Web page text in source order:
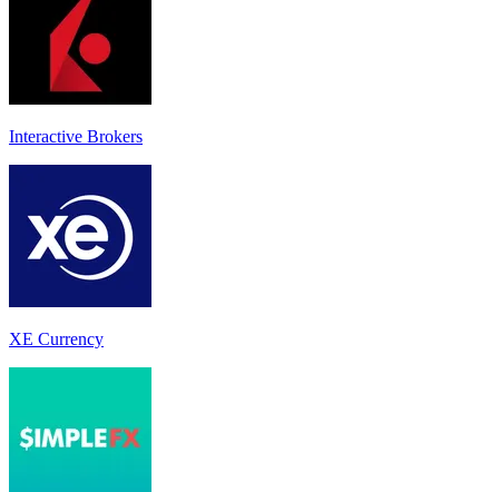
Interactive Brokers
XE Currency